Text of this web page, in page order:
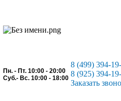
Пн. - Пт. 10:00 - 20:00
Суб.- Вс. 10:00 - 18:00
8 (499) 394-
8 (925) 394-
Заказать